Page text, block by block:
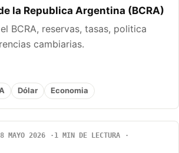
la Republica Argentina (BCRA)
BCRA, reservas, tasas, politica
cambiarias.
Dólar Economia
MAYO 2026
1 MIN DE LECTURA